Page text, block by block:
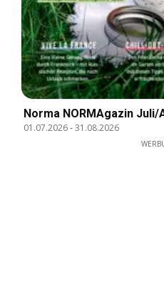
Norma NORMAgazin Juli/
01.07.2026-31.08.2026